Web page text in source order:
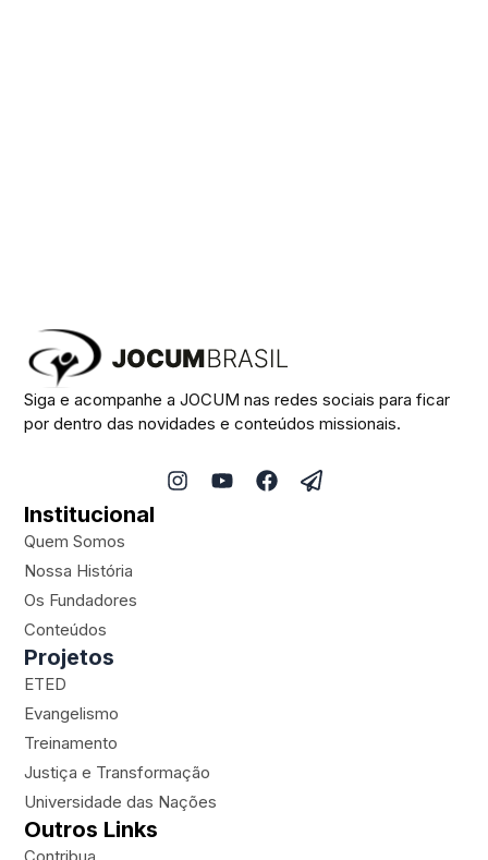
Siga e acompanhe a JOCUM nas redes sociais para ficar
por dentro das novidades e conteúdos missionais.
I
n
Y
o
F
a
P
a
Institucional
Quem Somos
Nossa História
Os Fundadores
Conteúdos
Projetos
ETED
Evangelismo
Treinamento
Justiça e Transformação
Universidade das Nações
Outros Links